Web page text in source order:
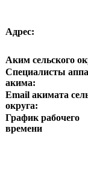
Адрес:
Аким сельского
Специалисты
акима:
Email акимата
округа:
График рабочего
времени